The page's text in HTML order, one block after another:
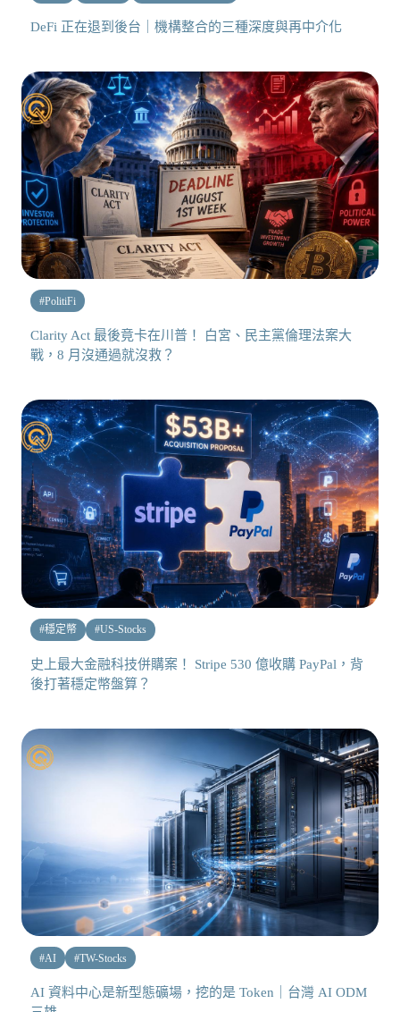
DeFi 正在退到後台｜機構整合的三種深度與再中介化
#PolitiFi
Clarity Act 最後竟卡在川普！ 白宮、民主黨倫理法案大
戰，8 月沒通過就沒救？
#穩定幣 #US-Stocks
史上最大金融科技併購案！ Stripe 530 億收購 PayPal，背
後打著穩定幣盤算？
#AI #TW-Stocks
AI 資料中心是新型態礦場，挖的是 Token｜台灣 AI ODM